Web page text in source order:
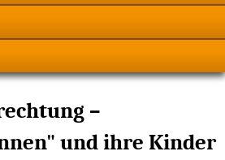
–
und ihre Kinder